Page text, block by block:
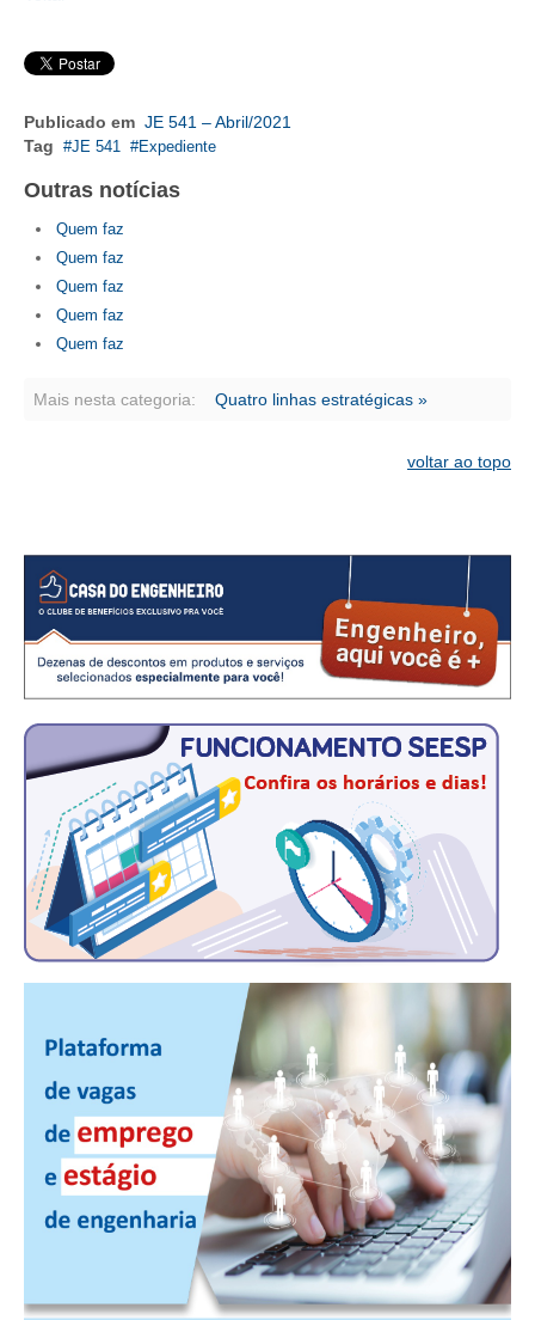
FGTS CORREÇÃO
LEI 4.950-A/1966 – PISO SALARIAL
LEI 5.194/1966 – REGULAMENTAÇÃO DA PROFISSÃO
RES 1.002/2002 – CÓDIGO DE ÉTICA
HOMOLOGAÇÕES
PISO SALARIAL
EMPREGO E ESTÁGIO
CARREIRA
AUTÔNOMOS E SERVIÇOS
GUIA DAS ENGENHARIAS
CONTATO
CURSOS
ENGENHEIRO EMPREENDEDOR
APOSENTADORIA
CONVÊNIOS
PLANO DE SAÚDE
Publicado em JE 541 – Abril/2021
Tag
JE 541 Expediente
Outras notícias
Quem faz
Quem faz
Quem faz
Quem faz
Quem faz
Mais nesta categoria: Quatro linhas estratégicas »
voltar ao topo